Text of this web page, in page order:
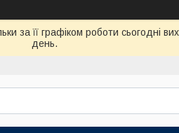
за її графіком роботи сьогодні
день.